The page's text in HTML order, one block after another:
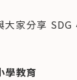
家分享 SDG
學教育